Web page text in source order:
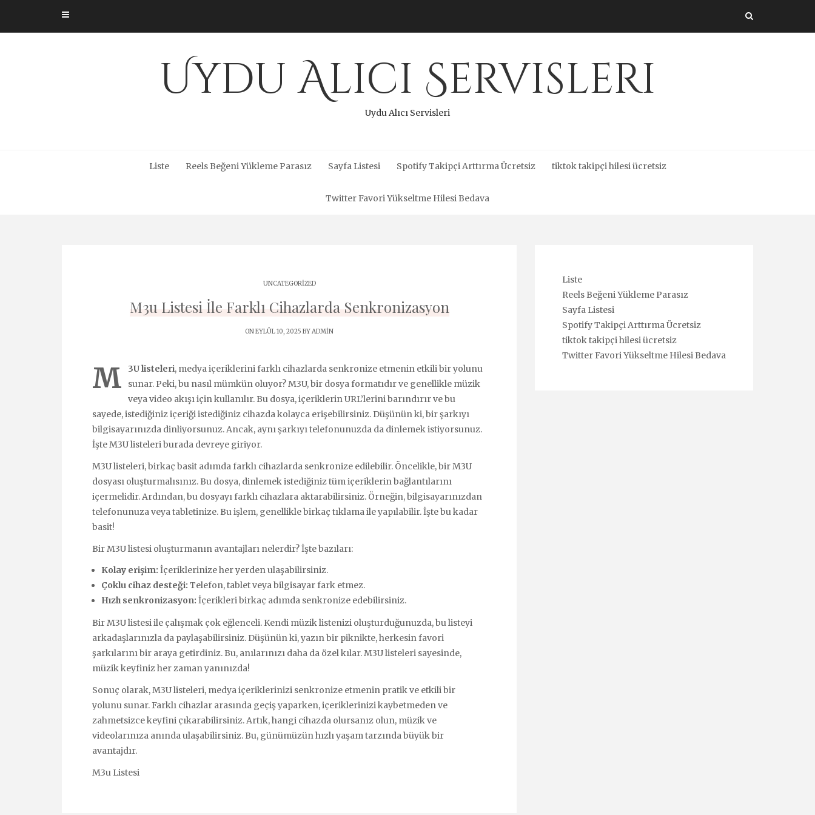
content
Uydu Alıcı Servisleri
Uydu Alıcı Servisleri
Liste Reels Beğeni Yükleme Parasız Sayfa Listesi Spotify Takipçi Arttırma Ücretsiz tiktok takipçi hilesi ücretsiz
Twitter Favori Yükseltme Hilesi Bedava
UNCATEGORIZED
M3u Listesi İle Farklı Cihazlarda Senkronizasyon
ON EYLÜL 10, 2025 BYADMIN
M 3U listeleri, medya içeriklerini farklı cihazlarda senkronize etmenin etkili bir yolunu
sunar. Peki, bu nasıl mümkün oluyor? M3U, bir dosya formatıdır ve genellikle müzik
veya video akışı için kullanılır. Bu dosya, içeriklerin URL’lerini barındırır ve bu
sayede, istediğiniz içeriği istediğiniz cihazda kolayca erişebilirsiniz. Düşünün ki, bir şarkıyı
bilgisayarınızda dinliyorsunuz. Ancak, aynı şarkıyı telefonunuzda da dinlemek istiyorsunuz.
İşte M3U listeleri burada devreye giriyor.
M3U listeleri, birkaç basit adımda farklı cihazlarda senkronize edilebilir. Öncelikle, bir M3U
dosyası oluşturmalısınız. Bu dosya, dinlemek istediğiniz tüm içeriklerin bağlantılarını
içermelidir. Ardından, bu dosyayı farklı cihazlara aktarabilirsiniz. Örneğin, bilgisayarınızdan
telefonunuza veya tabletinize. Bu işlem, genellikle birkaç tıklama ile yapılabilir. İşte bu kadar
basit!
Bir M3U listesi oluşturmanın avantajları nelerdir? İşte bazıları:
Kolay erişim: İçeriklerinize her yerden ulaşabilirsiniz.
Çoklu cihaz desteği: Telefon, tablet veya bilgisayar fark etmez.
Hızlı senkronizasyon: İçerikleri birkaç adımda senkronize edebilirsiniz.
Bir M3U listesi ile çalışmak çok eğlenceli. Kendi müzik listenizi oluşturduğunuzda, bu listeyi
arkadaşlarınızla da paylaşabilirsiniz. Düşünün ki, yazın bir piknikte, herkesin favori
şarkılarını bir araya getirdiniz. Bu, anılarınızı daha da özel kılar. M3U listeleri sayesinde,
müzik keyfiniz her zaman yanınızda!
Sonuç olarak, M3U listeleri, medya içeriklerinizi senkronize etmenin pratik ve etkili bir
yolunu sunar. Farklı cihazlar arasında geçiş yaparken, içeriklerinizi kaybetmeden ve
zahmetsizce keyfini çıkarabilirsiniz. Artık, hangi cihazda olursanız olun, müzik ve
videolarınıza anında ulaşabilirsiniz. Bu, günümüzün hızlı yaşam tarzında büyük bir
avantajdır.
M3u Listesi
Liste
Reels Beğeni Yükleme Parasız
Sayfa Listesi
Spotify Takipçi Arttırma Ücretsiz
tiktok takipçi hilesi ücretsiz
Twitter Favori Yükseltme Hilesi Bedava